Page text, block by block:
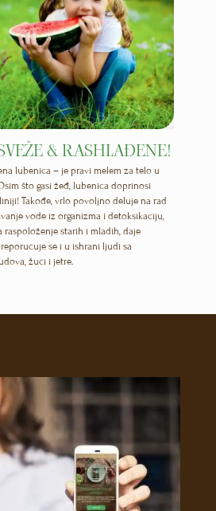
& RASHLAĐENE!
lubenica – je pravi melem za telo u
što gasi žeđ, lubenica doprinosi
Takođe, vrlo povoljno deluje na rad
vode iz organizma i detoksikaciju,
starih i mladih, daje
se i u ishrani ljudi sa
žuči i jetre.